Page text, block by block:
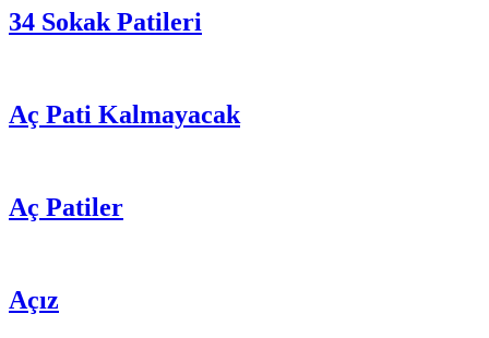
34 Sokak Patileri
Aç Pati Kalmayacak
Aç Patiler
Açız